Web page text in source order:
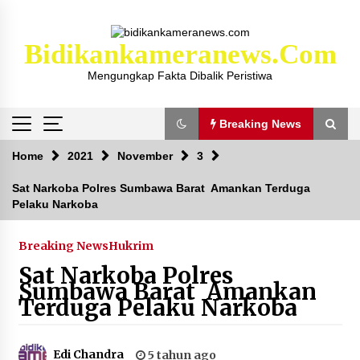
Bidikankameranews.com
Mengungkap Fakta Dibalik Peristiwa
Breaking News
Breaking News
Kejaksaan KSB Mulai Lidik Mafia Tanah Desa
Sekongkang Bawah
2 tahun ago
Laporan Dugaan Pencabulan di Desa Sepayung
Kec. Plampang, Polres Sumbawa Pastikan
Proses Penyelidikan Berjalan Maksimal
Home 2021 November 3
Sat Narkoba Polres Sumbawa Barat Amankan Terduga
Pelaku Narkoba
Breaking NewsHukrim
Sat Narkoba Polres
Sumbawa Barat Amankan
Terduga Pelaku Narkoba
Edi Chandra
5 tahun ago